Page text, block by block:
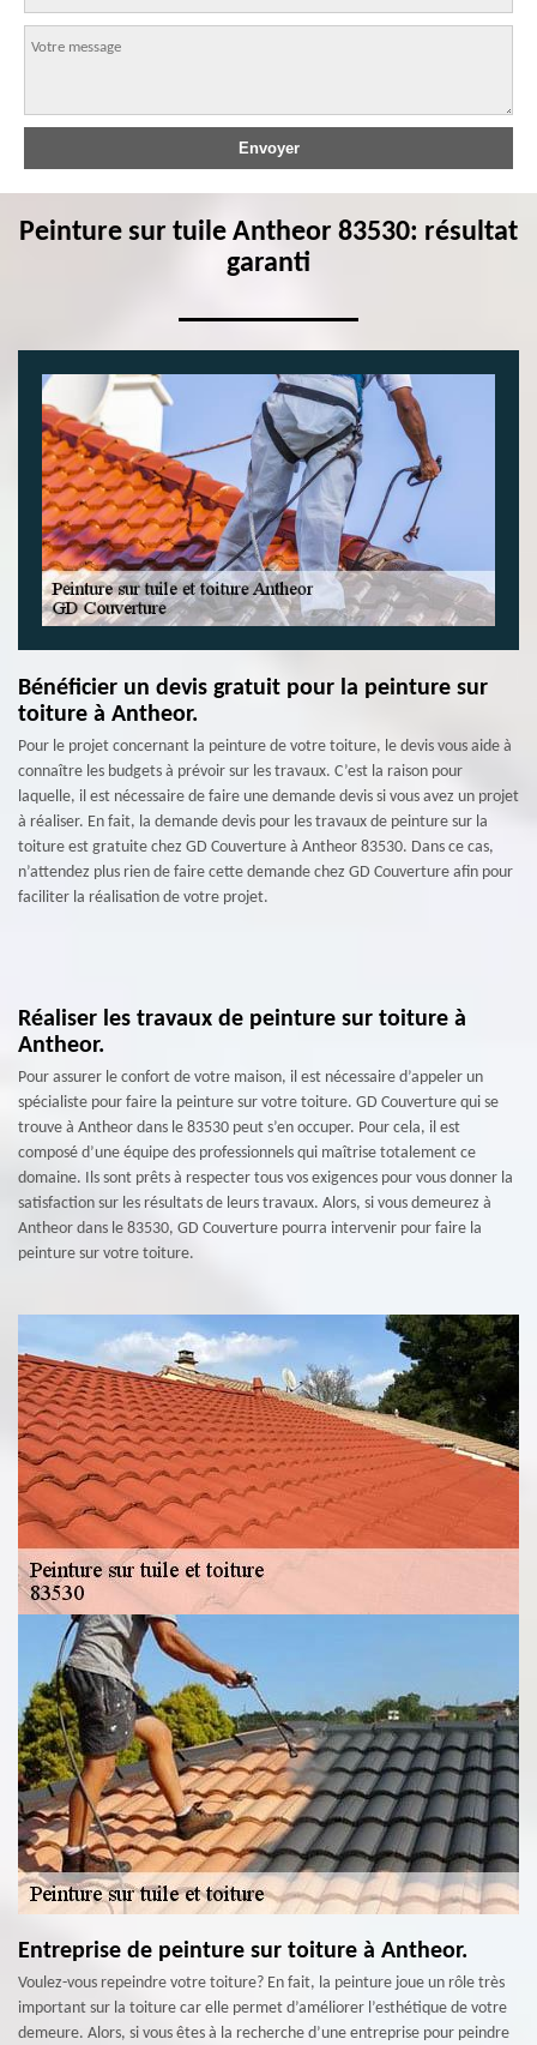
Peinture sur tuile Antheor 83530: résultat
garanti
Bénéficier un devis gratuit pour la peinture sur
toiture à Antheor.
Pour le projet concernant la peinture de votre toiture, le devis vous aide à
connaître les budgets à prévoir sur les travaux. C’est la raison pour
laquelle, il est nécessaire de faire une demande devis si vous avez un projet
à réaliser. En fait, la demande devis pour les travaux de peinture sur la
toiture est gratuite chez GD Couverture à Antheor 83530. Dans ce cas,
n’attendez plus rien de faire cette demande chez GD Couverture afin pour
faciliter la réalisation de votre projet.
Réaliser les travaux de peinture sur toiture à
Antheor.
Pour assurer le confort de votre maison, il est nécessaire d’appeler un
spécialiste pour faire la peinture sur votre toiture. GD Couverture qui se
trouve à Antheor dans le 83530 peut s’en occuper. Pour cela, il est
composé d’une équipe des professionnels qui maîtrise totalement ce
domaine. Ils sont prêts à respecter tous vos exigences pour vous donner la
satisfaction sur les résultats de leurs travaux. Alors, si vous demeurez à
Antheor dans le 83530, GD Couverture pourra intervenir pour faire la
peinture sur votre toiture.
Entreprise de peinture sur toiture à Antheor.
Voulez-vous repeindre votre toiture? En fait, la peinture joue un rôle très
important sur la toiture car elle permet d’améliorer l’esthétique de votre
demeure. Alors, si vous êtes à la recherche d’une entreprise pour peindre